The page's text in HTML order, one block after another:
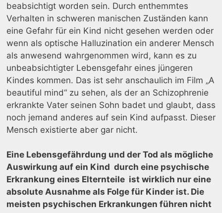
beabsichtigt worden sein. Durch enthemmtes
Verhalten in schweren manischen Zuständen kann
eine Gefahr für ein Kind nicht gesehen werden oder
wenn als optische Halluzination ein anderer Mensch
als anwesend wahrgenommen wird, kann es zu
unbeabsichtigter Lebensgefahr eines jüngeren
Kindes kommen. Das ist sehr anschaulich im Film „A
beautiful mind“ zu sehen, als der an Schizophrenie
erkrankte Vater seinen Sohn badet und glaubt, dass
noch jemand anderes auf sein Kind aufpasst. Dieser
Mensch existierte aber gar nicht.
Eine Lebensgefährdung und der Tod als mögliche
Auswirkung auf ein Kind durch eine psychische
Erkrankung eines Elternteile ist wirklich nur eine
absolute Ausnahme als Folge für Kinder ist. Die
meisten psychischen Erkrankungen führen nicht